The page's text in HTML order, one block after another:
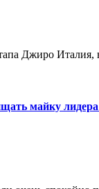
Джиро
майку